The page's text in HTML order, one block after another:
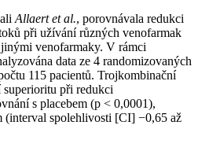
Allaert et al., porovnávala redukci
při užívání různých venofarmak
venofarmaky. V rámci
data ze 4 randomizovaných
115 pacientů. Trojkombinační
při redukci
s placebem (p < 0,0001),
(interval spolehlivosti [CI] −0,65 až